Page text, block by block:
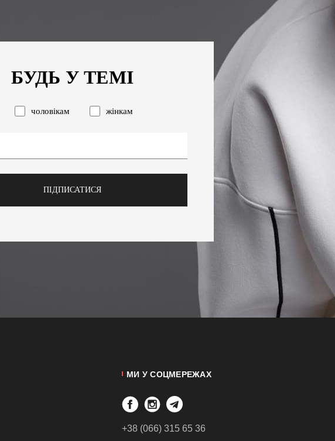
БУДЬ У ТЕМІ
чоловікам жінкам
ПІДПИСАТИСЯ
МИ У СОЦМЕРЕЖАХ
+38 (066) 315 65 36